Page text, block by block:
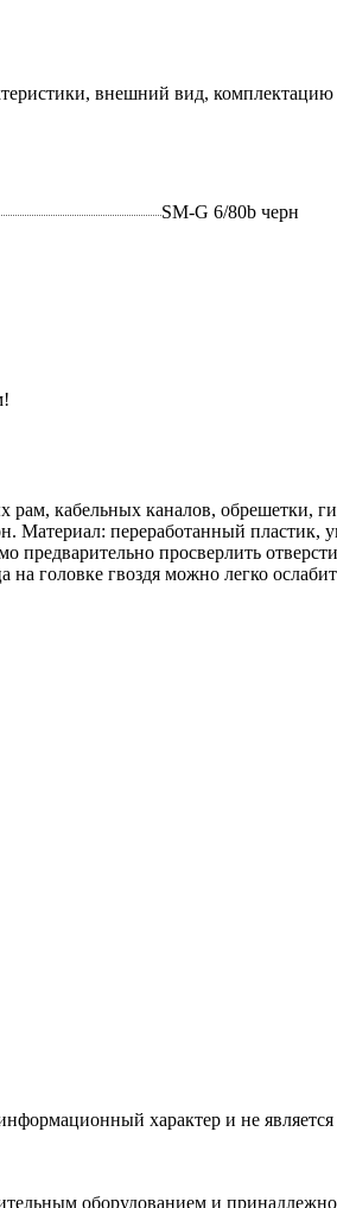
внешний вид, комплектацию
SM-G 6/80b черн
кабельных каналов, обрешетки,
переработанный пластик,
просверлить
головке гвоздя можно легко
характер и не
оборудованием и